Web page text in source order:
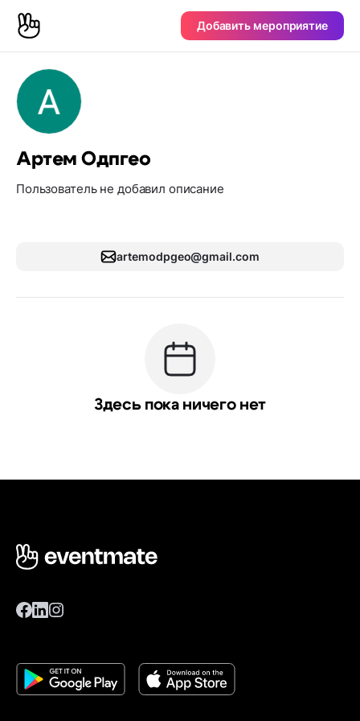
Добавить мероприятие
Артем Одпгео
Пользователь не добавил описание
artemodpgeo@gmail.com
Здесь пока ничего нет